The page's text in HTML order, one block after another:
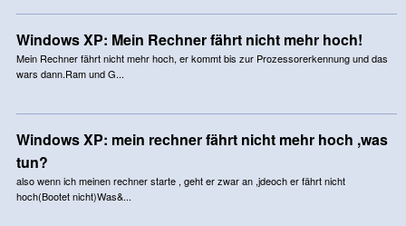
Windows XP: Mein Rechner fährt nicht mehr hoch!
Mein Rechner fährt nicht mehr hoch, er kommt bis zur Prozessorerkennung und das
wars dann.Ram und G...
Windows XP: mein rechner fährt nicht mehr hoch ,was
tun?
also wenn ich meinen rechner starte , geht er zwar an ,jdeoch er fährt nicht
hoch(Bootet nicht)Was&...